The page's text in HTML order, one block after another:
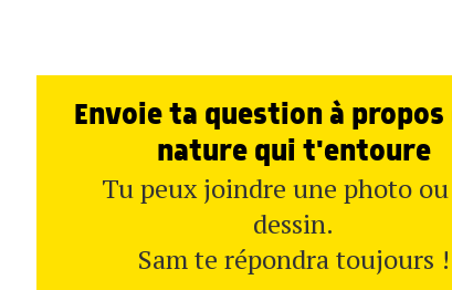
Envoie ta question à propos
nature qui t'entoure
Tu peux joindre une photo
dessin.
Sam te répondra toujours !